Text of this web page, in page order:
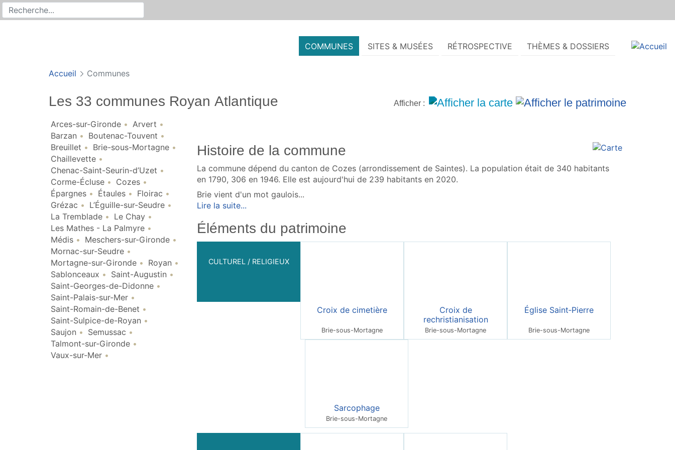
Recherche sur le site
Rechercher
COMMUNES SITES & MUSÉES RÉTROSPECTIVE THÈMES & DOSSIERS
Accueil Communes
Afficher :
Les 33 communes Royan Atlantique
Arces-sur-Gironde
Arvert
Barzan
Boutenac-Touvent
Breuillet
Brie-sous-Mortagne
Chaillevette
Chenac-Saint-Seurin-d’Uzet
Corme-Écluse
Cozes
Épargnes
Étaules
Floirac
Grézac
L’Éguille-sur-Seudre
La Tremblade
Le Chay
Les Mathes - La Palmyre
Médis
Meschers-sur-Gironde
Mornac-sur-Seudre
Mortagne-sur-Gironde
Royan
Sablonceaux
Saint-Augustin
Saint-Georges-de-Didonne
Saint-Palais-sur-Mer
Saint-Romain-de-Benet
Saint-Sulpice-de-Royan
Saujon
Semussac
Talmont-sur-Gironde
Vaux-sur-Mer
Histoire de la commune
La commune dépend du canton de Cozes (arrondissement de Saintes). La population était de 340 habitants
en 1790, 306 en 1946. Elle est aujourd'hui de 239 habitants en 2020.
Brie vient d'un mot gaulois...
Lire la suite...
Éléments du patrimoine
CULTUREL / RELIGIEUX
Croix de cimetière
Brie-sous-Mortagne
Croix de
rechristianisation
Brie-sous-Mortagne
Église Saint‑Pierre
Brie-sous-Mortagne
Sarcophage
Brie-sous-Mortagne